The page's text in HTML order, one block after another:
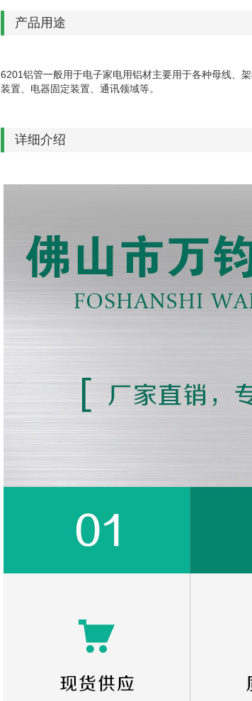
产品用途
6201铝管一般用于电子家电用铝材主要用于各种母线、
装置、电器固定装置、通讯领域等。
详细介绍